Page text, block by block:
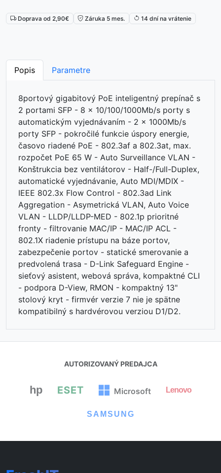
⏳
Doprava od 2,90€ Záruka 5 mes. 14 dní na vrátenie
Popis Parametre
8portový gigabitový PoE inteligentný prepínač s
2 portami SFP - 8 x 10/100/1000Mb/s porty s
automatickým vyjednávaním - 2 x 1000Mb/s
porty SFP - pokročilé funkcie úspory energie,
časovo riadené PoE - 802.3af a 802.3at, max.
rozpočet PoE 65 W - Auto Surveillance VLAN -
Konštrukcia bez ventilátorov - Half-/Full-Duplex,
automatické vyjednávanie, Auto MDI/MDIX -
IEEE 802.3x Flow Control - 802.3ad Link
Aggregation - Asymetrická VLAN, Auto Voice
VLAN - LLDP/LLDP-MED - 802.1p prioritné
fronty - filtrovanie MAC/IP - MAC/IP ACL -
802.1X riadenie prístupu na báze portov,
zabezpečenie portov - statické smerovanie a
predvolená trasa - D-Link Safeguard Engine -
sieťový asistent, webová správa, kompaktné CLI
- podpora D-View, RMON - kompaktný 13"
stolový kryt - firmvér verzie 7 nie je spätne
kompatibilný s hardvérovou verziou D1/D2.
AUTORIZOVANÝ PREDAJCA
hp ESET Microsoft Lenovo
SAMSUNG